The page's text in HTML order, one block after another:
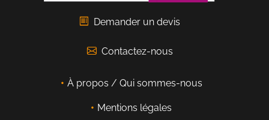
Demander un devis
Contactez-nous
À propos / Qui sommes-nous
Mentions légales